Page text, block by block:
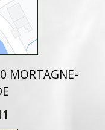
MORTAGNE-